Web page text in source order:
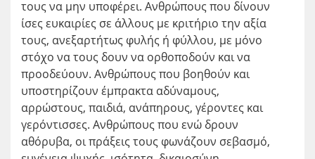
τους να μην υποφέρει. Ανθρώπους που δίνουν
ίσες ευκαιρίες σε άλλους με κριτήριο την αξία
τους, ανεξαρτήτως φυλής ή φύλλου, με μόνο
στόχο να τους δουν να ορθοποδούν και να
προοδεύουν. Ανθρώπους που βοηθούν και
υποστηρίζουν έμπρακτα αδύναμους,
αρρώστους, παιδιά, ανάπηρους, γέροντες και
γερόντισσες. Ανθρώπους που ενώ δρουν
αθόρυβα, οι πράξεις τους φωνάζουν σεβασμό,